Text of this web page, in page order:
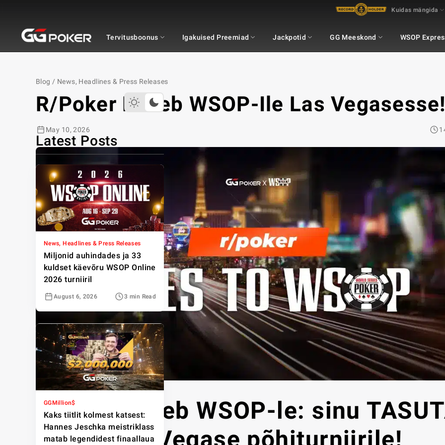
Kuidas mängida
Tervitusboonus Igakuised Preemiad Jackpotid GG Meeskond WSOP
Blog / News, Headlines & Press Releases
R/poker Läheb WSOP-Ile Las
May 10, 2026
r/poker läheb WSOP-le: sinu
šanss Las Vegase põhiturniirile!
Latest Posts
News, Headlines & Press Releases
Miljonid auhindades ja 33
kuldset käevõru WSOP Online
2026 turniiril
August 6, 2026 3 min Read
GGMillion$
Kaks tiitlit kolmest katsest:
Hannes Jeschka meistriklass
matab legendidest finaallaua